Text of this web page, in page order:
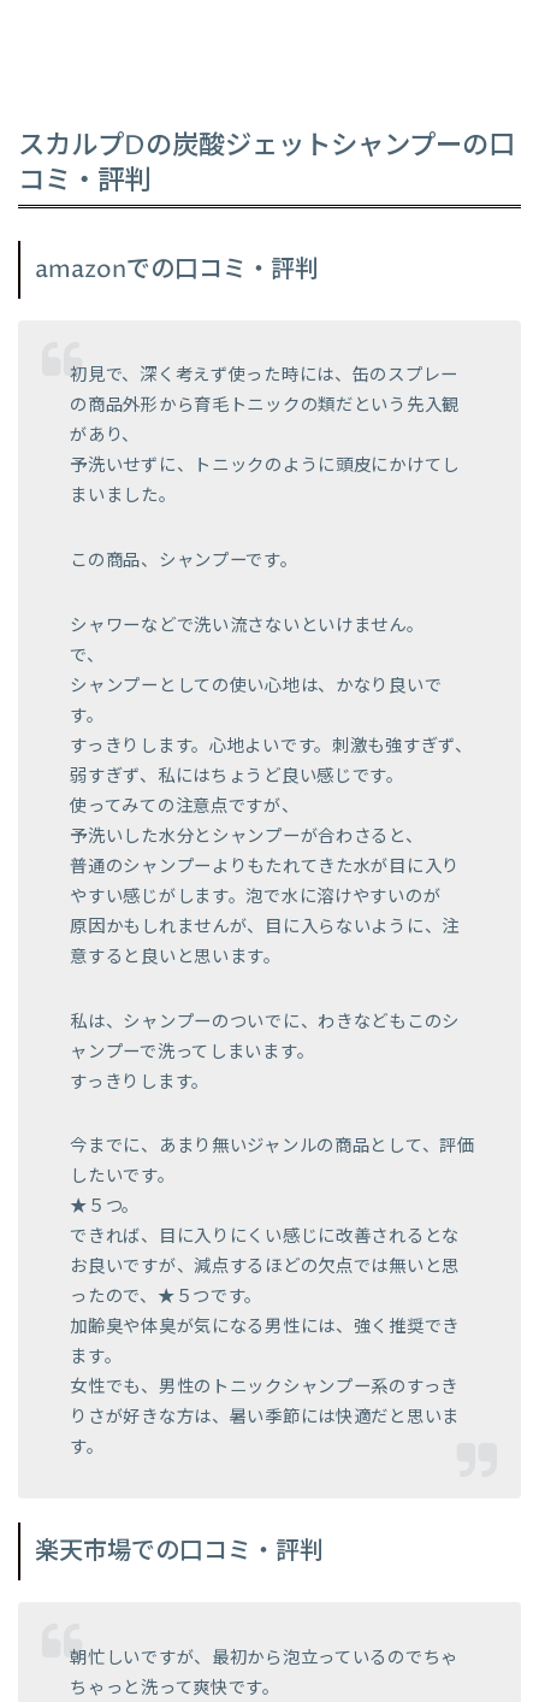
スカルプDの炭酸ジェットシャンプーの口
コミ・評判
amazonでの口コミ・評判
初見で、深く考えず使った時には、缶のスプレー
の商品外形から育毛トニックの類だという先入観
があり、
予洗いせずに、トニックのように頭皮にかけてし
まいました。
この商品、シャンプーです。
シャワーなどで洗い流さないといけません。
で、
シャンプーとしての使い心地は、かなり良いで
す。
すっきりします。心地よいです。刺激も強すぎず、
弱すぎず、私にはちょうど良い感じです。
使ってみての注意点ですが、
予洗いした水分とシャンプーが合わさると、
普通のシャンプーよりもたれてきた水が目に入り
やすい感じがします。泡で水に溶けやすいのが
原因かもしれませんが、目に入らないように、注
意すると良いと思います。
私は、シャンプーのついでに、わきなどもこのシ
ャンプーで洗ってしまいます。
すっきりします。
今までに、あまり無いジャンルの商品として、評価
したいです。
★５つ。
できれば、目に入りにくい感じに改善されるとな
お良いですが、減点するほどの欠点では無いと思
ったので、★５つです。
加齢臭や体臭が気になる男性には、強く推奨でき
ます。
女性でも、男性のトニックシャンプー系のすっき
りさが好きな方は、暑い季節には快適だと思いま
す。
楽天市場での口コミ・評判
朝忙しいですが、最初から泡立っているのでちゃ
ちゃっと洗って爽快です。